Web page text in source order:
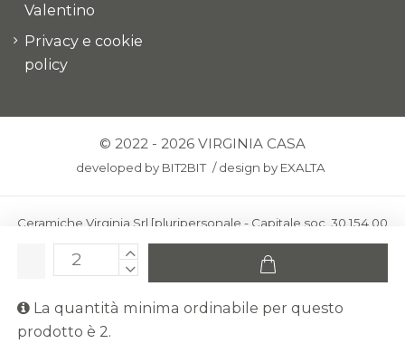
La quantità minima ordinabile per questo
prodotto è 2.
Valentino
Privacy e cookie
policy
© 2022 - 2026 VIRGINIA CASA
developed by BIT2BIT /design by EXALTA
Ceramiche Virginia Srl [pluripersonale - Capitale soc. 30.154,00
euro i.v.] - Via Virginio 378 – 50025 Montespertoli, loc. Anselmo
ceramichevirginia@pec.it